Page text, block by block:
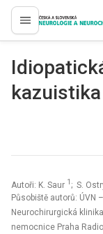
proLékaře.cz
kazuistika
Autoři: K. Saur 1 ; S.
Působiště autorů: ÚVN
Neurochirurgická klinika
nemocnice Praha